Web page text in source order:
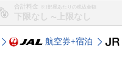
合計料金 ※1部屋あたりの税込金額
〜
航空券+宿泊